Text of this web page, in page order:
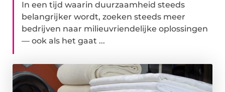
In een tijd waarin duurzaamheid steeds
belangrijker wordt, zoeken steeds meer
bedrijven naar milieuvriendelijke oplossingen
— ook als het gaat ...